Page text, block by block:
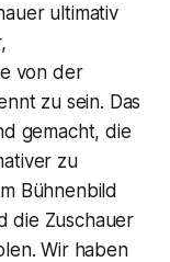
ultimativ
von der
zu sein. Das
gemacht, die
zu
Bühnenbild
die Zuschauer
Wir haben